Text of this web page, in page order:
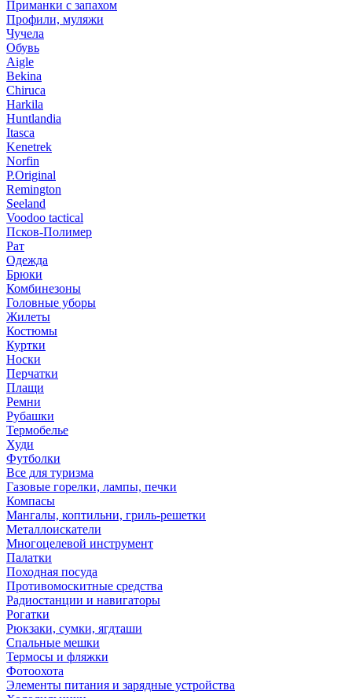
Приманки с запахом
Профили, муляжи
Чучела
Обувь
Aigle
Bekina
Chiruсa
Harkila
Huntlandia
Itasca
Kenetrek
Norfin
P.Original
Remington
Seeland
Voodoo tactical
Псков-Полимер
Рат
Одежда
Брюки
Комбинезоны
Головные уборы
Жилеты
Костюмы
Куртки
Носки
Перчатки
Плащи
Ремни
Рубашки
Термобелье
Худи
Футболки
Все для туризма
Газовые горелки, лампы, печки
Компасы
Мангалы, коптильни, гриль-решетки
Металлоискатели
Многоцелевой инструмент
Палатки
Походная посуда
Противомоскитные средства
Радиостанции и навигаторы
Рогатки
Рюкзаки, сумки, ягдташи
Спальные мешки
Термосы и фляжки
Фотоохота
Элементы питания и зарядные устройства